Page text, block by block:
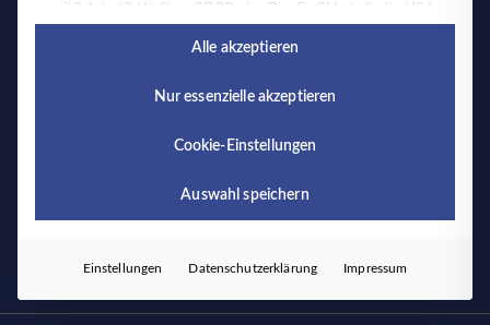
Über uns
Kontakt
als ein Land mit unzureichendem Datenschutz nach EU-
Standards ein. Es besteht beispielsweise die Gefahr, dass US-
Europäerinnen und Europäer eine Klagemöglichkeit besteht.
Es folgt eine Liste der Service-Gruppen, für die eine Einwilligung
Funktionen und sind für das ordnungsgemäße
Inhalte von Videoplattformen und Social-Media-
externe Services akzeptiert werden, ist für den Zugriff
Alle akzeptieren
Nur essenzielle akzeptieren
Cookie-Einstellungen
Auswahl speichern
Einstellungen Datenschutzerklärung Impressum